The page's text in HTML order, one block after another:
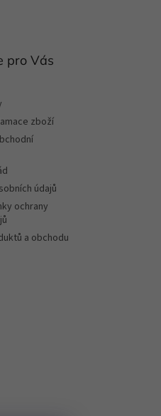
pro Vás
zboží
údajů
ochrany
a obchodu